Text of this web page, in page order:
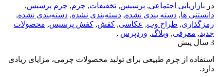
اجتماعی پرسیس, تخفیفات ,چرم,چرم پرسیس,
,دسته بندی نشده,دسته‌بندی نشده,دسته‌بندی نشده,
,طراح وب,عکاسی, کفش, کفش پرسیس , محصولات
, وبلاگ, وردپرس ,
از چرم طبیعی برای تولید محصولات چرمی، مزایای زیادی